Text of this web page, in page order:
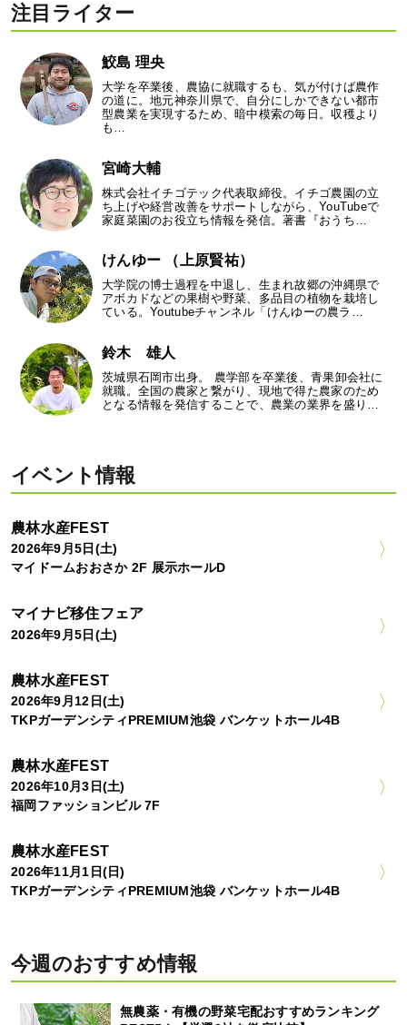
注目ライター
鮫島 理央
大学を卒業後、農協に就職するも、気が付けば農作
の道に。地元神奈川県で、自分にしかできない都市
型農業を実現するため、暗中模索の毎日。収穫より
も…
宮崎大輔
株式会社イチゴテック代表取締役。イチゴ農園の立
ち上げや経営改善をサポートしながら、YouTubeで
家庭菜園のお役立ち情報を発信。著書『おうち…
けんゆー （上原賢祐）
大学院の博士過程を中退し、生まれ故郷の沖縄県で
アボカドなどの果樹や野菜、多品目の植物を栽培し
ている。Youtubeチャンネル「けんゆーの農ラ…
鈴木 雄人
茨城県石岡市出身。 農学部を卒業後、青果卸会社に
就職。全国の農家と繋がり、現地で得た農家のため
となる情報を発信することで、農業の業界を盛り…
イベント情報
農林水産FEST
2026年9月5日(土)
マイドームおおさか 2F 展示ホールD
マイナビ移住フェア
2026年9月5日(土)
農林水産FEST
2026年9月12日(土)
TKPガーデンシティPREMIUM池袋 バンケットホール4B
農林水産FEST
2026年10月3日(土)
福岡ファッションビル 7F
農林水産FEST
2026年11月1日(日)
TKPガーデンシティPREMIUM池袋 バンケットホール4B
今週のおすすめ情報
無農薬・有機の野菜宅配おすすめランキング